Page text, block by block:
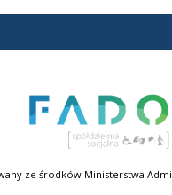
ze środków Ministerstwa